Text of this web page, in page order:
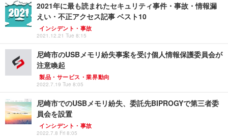
2021年に最も読まれたセキュリティ事件・事故・情報漏
えい・不正アクセス記事 ベスト10
インシデント・事故
2021.12.21 Tue 8:15
尼崎市のUSBメモリ紛失事案を受け個人情報保護委員会が
注意喚起
製品・サービス・業界動向
2022.7.19 Tue 8:05
尼崎市でのUSBメモリ紛失、委託先BIPROGYで第三者委
員会を設置
インシデント・事故
2022.7.8 Fri 8:05